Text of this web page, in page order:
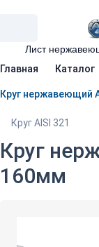
Главная Каталог
Круг нержавеющий
Круг AISI 321
Круг
160мм